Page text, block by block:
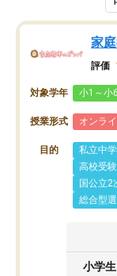
家
評価
対象学年 小1～小6
授業形式 オンラ
目的 私立中
高校受
国公立2
総合型
小学生